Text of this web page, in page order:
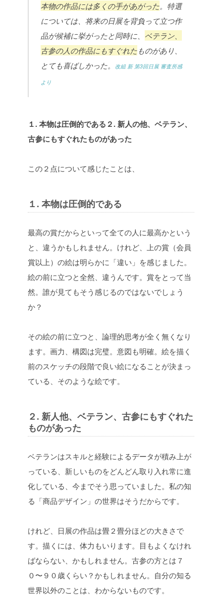
本物の作品には多くの手があがった。特選
については、将来の日展を背負って立つ作
品が候補に挙がったと同時に、 ベテラン、
古参の人の作品にもすぐれたものがあり、
とても喜ばしかった。
改組 新 第3回日展 審査所感
より
１. 本物は圧倒的である２. 新人の他、ベテラン、
古参にもすぐれたものがあった
この２点について感じたことは、
１. 本物は圧倒的である
最高の賞だからといって全ての人に最高かという
と、違うかもしれません。けれど、上の賞（会員
賞以上）の絵は明らかに「違い」を感じました。
絵の前に立つと全然、違うんです。賞をとって当
然。誰が見てもそう感じるのではないでしょう
か？
その絵の前に立つと、論理的思考が全く無くなり
ます。画力、構図は完璧。意図も明確。絵を描く
前のスケッチの段階で良い絵になることが決まっ
ている、そのような絵です。
２. 新人他、ベテラン、古参にもすぐれた
ものがあった
ベテランはスキルと経験によるデータが積み上が
っている、新しいものをどんどん取り入れ常に進
化している、今までそう思っていました。私の知
る「商品デザイン」の世界はそうだからです。
けれど、日展の作品は畳２畳分ほどの大きさで
す。描くには、体力もいります。目もよくなけれ
ばならない、かもしれません。古参の方とは７
０〜９０歳くらい？かもしれません。自分の知る
世界以外のことは、わからないものです。